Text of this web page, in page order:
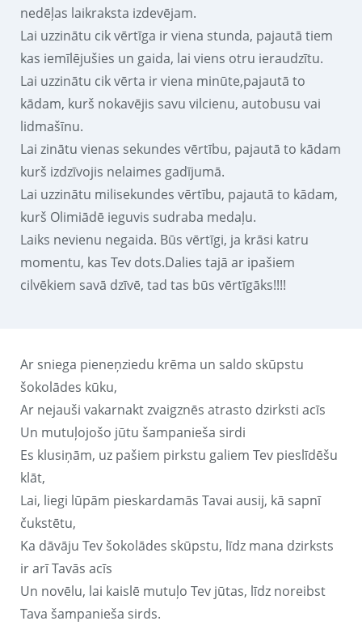
nedēļas laikraksta izdevējam.
Lai uzzinātu cik vērtīga ir viena stunda, pajautā tiem
kas iemīlējušies un gaida, lai viens otru ieraudzītu.
Lai uzzinātu cik vērta ir viena minūte,pajautā to
kādam, kurš nokavējis savu vilcienu, autobusu vai
lidmašīnu.
Lai zinātu vienas sekundes vērtību, pajautā to kādam
kurš izdzīvojis nelaimes gadījumā.
Lai uzzinātu milisekundes vērtību, pajautā to kādam,
kurš Olimiādē ieguvis sudraba medaļu.
Laiks nevienu negaida. Būs vērtīgi, ja krāsi katru
momentu, kas Tev dots.Dalies tajā ar ipašiem
cilvēkiem savā dzīvē, tad tas būs vērtīgāks!!!!
Ar sniega pieneņziedu krēma un saldo skūpstu
šokolādes kūku,
Ar nejauši vakarnakt zvaigznēs atrasto dzirksti acīs
Un mutuļojošo jūtu šampanieša sirdi
Es klusiņām, uz pašiem pirkstu galiem Tev pieslīdēšu
klāt,
Lai, liegi lūpām pieskardamās Tavai ausij, kā sapnī
čukstētu,
Ka dāvāju Tev šokolādes skūpstu, līdz mana dzirksts
ir arī Tavās acīs
Un novēlu, lai kaislē mutuļo Tev jūtas, līdz noreibst
Tava šampanieša sirds.